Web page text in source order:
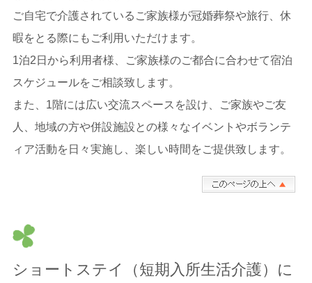
ご自宅で介護されているご家族様が冠婚葬祭や旅行、休
暇をとる際にもご利用いただけます。
1泊2日から利用者様、ご家族様のご都合に合わせて宿泊
スケジュールをご相談致します。
また、1階には広い交流スペースを設け、ご家族やご友
人、地域の方や併設施設との様々なイベントやボランテ
ィア活動を日々実施し、楽しい時間をご提供致します。
ショートステイ（短期入所生活介護）に